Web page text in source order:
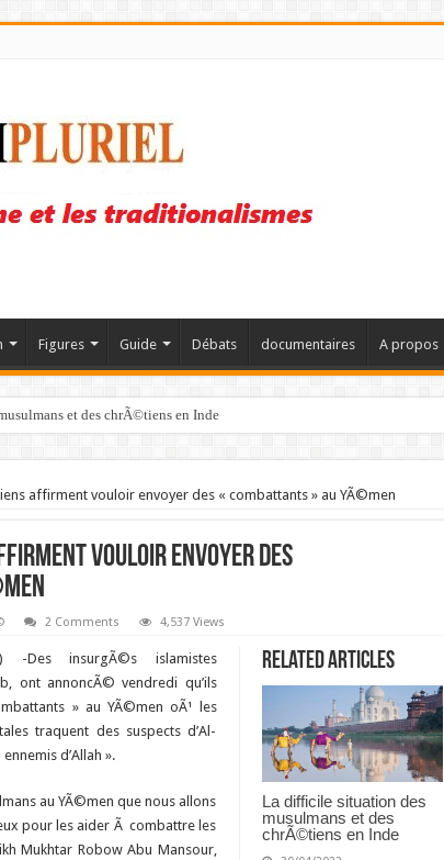
Figures Guide Débats documentaires A propos
et des chrÃ©tiens en Inde
affirment vouloir envoyer des « combattants » au YÃ©men
vouloir envoyer des
2 Comments 4,537 Views
Related Articles
La difficile situation des
musulmans et des
chrÃ©tiens en Inde
-Des insurgÃ©s islamistes
ont annoncÃ© vendredi qu’ils
» au YÃ©men oÃ¹ les
traquent des suspects d’Al-
d’Allah ».
au YÃ©men que nous allons
pour les aider Ã combattre les
Mukhtar Robow Abu Mansour,